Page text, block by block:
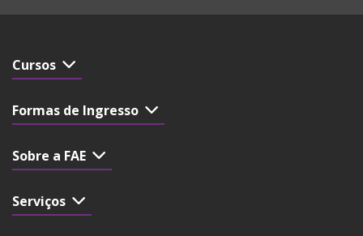
Cursos
Formas de Ingresso
Sobre a FAE
Serviços